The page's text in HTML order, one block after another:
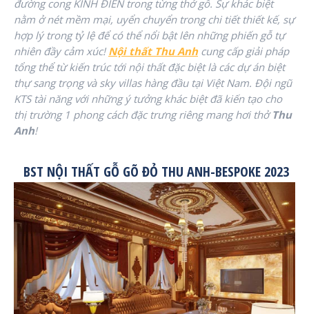
đường cong KINH ĐIỂN trong từng thớ gỗ. Sự khác biệt
nằm ở nét mềm mại, uyển chuyển trong chi tiết thiết kế, sự
hợp lý trong tỷ lệ để có thể nổi bật lên những phiến gỗ tự
nhiên đầy cảm xúc! Nội thất Thu Anhcung cấp giải pháp
tổng thể từ kiến trúc tới nội thất đặc biệt là các dự án biệt
thự sang trọng và sky villas hàng đầu tại Việt Nam. Đội ngũ
KTS tài năng với những ý tưởng khác biệt đã kiến tạo cho
thị trường 1 phong cách đặc trưng riêng mang hơi thởThu
Anh!
BST NỘI THẤT GỖ GÕ ĐỎ THU ANH-BESPOKE 2023